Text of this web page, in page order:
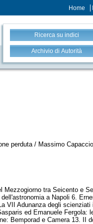
Home
Ricerca su indici
Archivio di Autorità